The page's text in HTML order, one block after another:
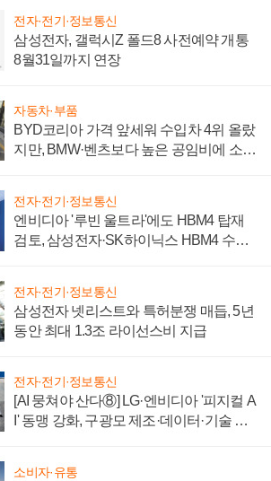
전자·전기·정보통신
삼성전자, 갤럭시Z 폴드8 사전예약 개통
8월31일까지 연장
자동차·부품
BYD코리아 가격 앞세워 수입차 4위 올랐
지만, BMW·벤츠보다 높은 공임비에 소비
전자·전기·정보통신
엔비디아 '루빈 울트라'에도 HBM4 탑재
검토, 삼성전자·SK하이닉스 HBM4 수율
전자·전기·정보통신
삼성전자 넷리스트와 특허분쟁 매듭, 5년
동안 최대 1.3조 라이선스비 지급
전자·전기·정보통신
[AI 뭉쳐야 산다⑧] LG·엔비디아 '피지컬 A
I' 동맹 강화, 구광모 제조·데이터·기술 결
소비자·유통